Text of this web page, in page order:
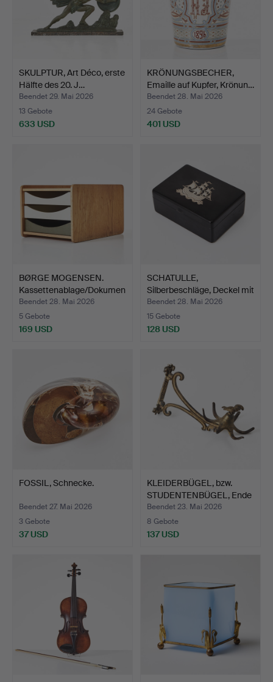
SKULPTUR, Art Déco, erste
Hälfte des 20. J…
Beendet 29. Mai 2026
13 Gebote
633 USD
KRÖNUNGSBECHER,
Emaille auf Kupfer, Krönun…
Beendet 28. Mai 2026
24 Gebote
401 USD
BØRGE MOGENSEN.
Kassettenablage/Dokumen
ten…
Beendet 28. Mai 2026
5 Gebote
169 USD
SCHATULLE,
Silberbeschläge, Deckel mit
Mot…
Beendet 28. Mai 2026
15 Gebote
128 USD
FOSSIL, Schnecke.
Beendet 27. Mai 2026
3 Gebote
37 USD
KLEIDERBÜGEL, bzw.
STUDENTENBÜGEL, Ende
de…
Beendet 23. Mai 2026
8 Gebote
137 USD